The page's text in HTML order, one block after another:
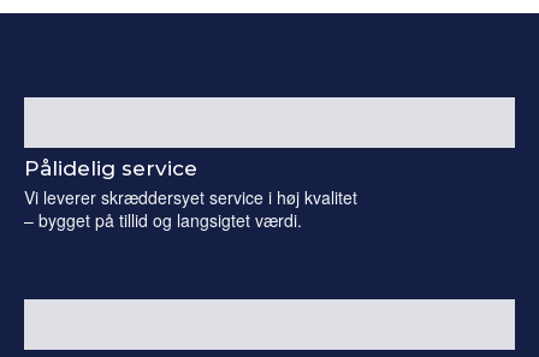
Pålidelig service
Vi leverer skræddersyet service i høj kvalitet
– bygget på tillid og langsigtet værdi.